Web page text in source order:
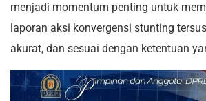
menjadi momentum penting untuk
laporan aksi konvergensi stunting
akurat, dan sesuai dengan ketentuan